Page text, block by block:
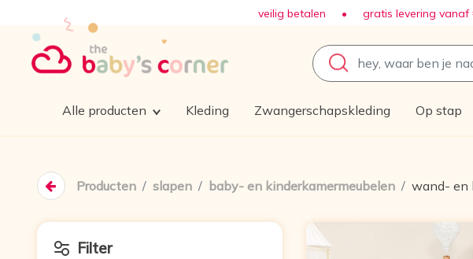
veilig betalen • gratis levering vanaf
Alle producten Kleding Zwangerschapskleding Op stap
Producten slapen baby- en kinderkamermeubelen wand- en
Filter